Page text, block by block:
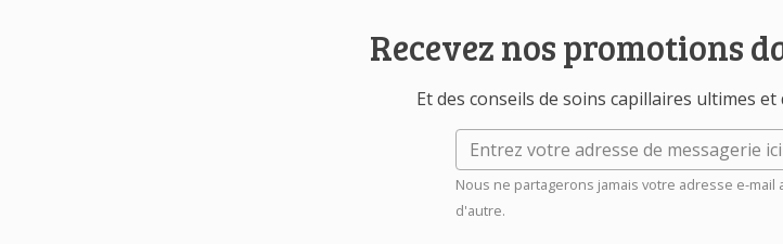
Recevez nos promotions
Et des conseils de soins capillaires ultimes
Nous ne partagerons jamais votre adresse e-mail
d'autre.